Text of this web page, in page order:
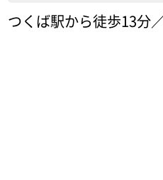
つくば駅から徒歩13分